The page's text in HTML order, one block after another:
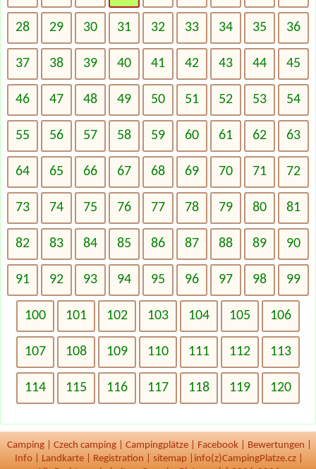
28 29 30 31 32 33 34 35 36
37 38 39 40 41 42 43 44 45
46 47 48 49 50 51 52 53 54
55 56 57 58 59 60 61 62 63
64 65 66 67 68 69 70 71 72
73 74 75 76 77 78 79 80 81
82 83 84 85 86 87 88 89 90
91 92 93 94 95 96 97 98 99
100 101 102 103 104 105 106
107 108 109 110 111 112 113
114 115 116 117 118 119 120
Camping Czech camping Campingplätze Facebook Bewertungen
Info
Landkarte Registration sitemap
info(z)CampingPlatze.cz |